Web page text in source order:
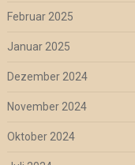
Februar 2025
Januar 2025
Dezember 2024
November 2024
Oktober 2024